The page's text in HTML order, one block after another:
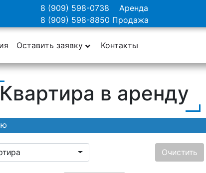
8 (909) 598-0738 Аренда
8 (909) 598-8850 Продажа
Оставить заявку Контакты
Квартира в аренду
Очистить